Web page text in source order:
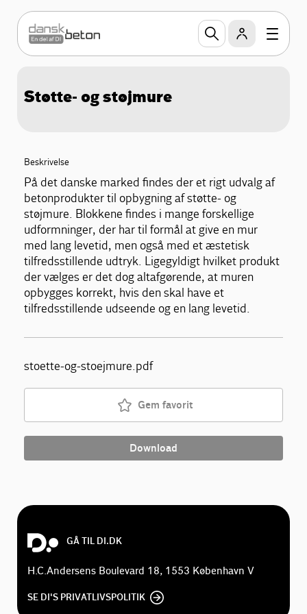
Støtte- og støjmure
Beskrivelse
På det danske marked findes der et rigt udvalg af
betonprodukter til opbygning af støtte- og
støjmure. Blokkene findes i mange forskellige
udformninger, der har til formål at give en mur
med lang levetid, men også med et æstetisk
tilfredsstillende udtryk. Ligegyldigt hvilket produkt
der vælges er det dog altafgørende, at muren
opbygges korrekt, hvis den skal have et
tilfredsstillende udseende og en lang levetid.
stoette-og-stoejmure.pdf
Gem favorit
Download
GÅ TIL DI.DK
H.C.Andersens Boulevard 18, 1553 København V
SE DI'S PRIVATLIVSPOLITIK